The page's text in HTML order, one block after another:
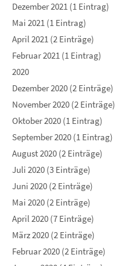
Dezember 2021 (1 Eintrag)
Mai 2021 (1 Eintrag)
April 2021 (2 Einträge)
Februar 2021 (1 Eintrag)
2020
Dezember 2020 (2 Einträge)
November 2020 (2 Einträge)
Oktober 2020 (1 Eintrag)
September 2020 (1 Eintrag)
August 2020 (2 Einträge)
Juli 2020 (3 Einträge)
Juni 2020 (2 Einträge)
Mai 2020 (2 Einträge)
April 2020 (7 Einträge)
März 2020 (2 Einträge)
Februar 2020 (2 Einträge)